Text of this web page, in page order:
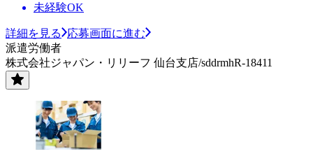
未経験OK
詳細を見る
応募画面に進む
派遣労働者
株式会社ジャパン・リリーフ 仙台支店/sddrmhR-18411